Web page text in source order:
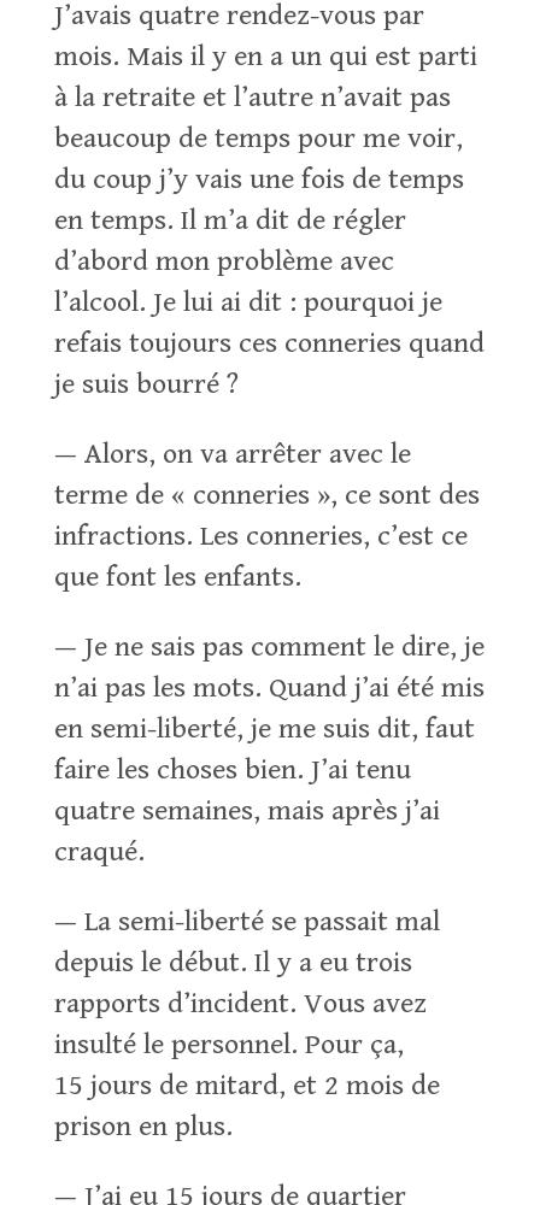
J’avais quatre rendez-vous par
mois. Mais il y en a un qui est parti
à la retraite et l’autre n’avait pas
beaucoup de temps pour me voir,
du coup j’y vais une fois de temps
en temps. Il m’a dit de régler
d’abord mon problème avec
l’alcool. Je lui ai dit : pourquoi je
refais toujours ces conneries quand
je suis bourré ?
— Alors, on va arrêter avec le
terme de « conneries », ce sont des
infractions. Les conneries, c’est ce
que font les enfants.
— Je ne sais pas comment le dire, je
n’ai pas les mots. Quand j’ai été mis
en semi-liberté, je me suis dit, faut
faire les choses bien. J’ai tenu
quatre semaines, mais après j’ai
craqué.
— La semi-liberté se passait mal
depuis le début. Il y a eu trois
rapports d’incident. Vous avez
insulté le personnel. Pour ça,
15 jours de mitard, et 2 mois de
prison en plus.
— J’ai eu 15 jours de quartier